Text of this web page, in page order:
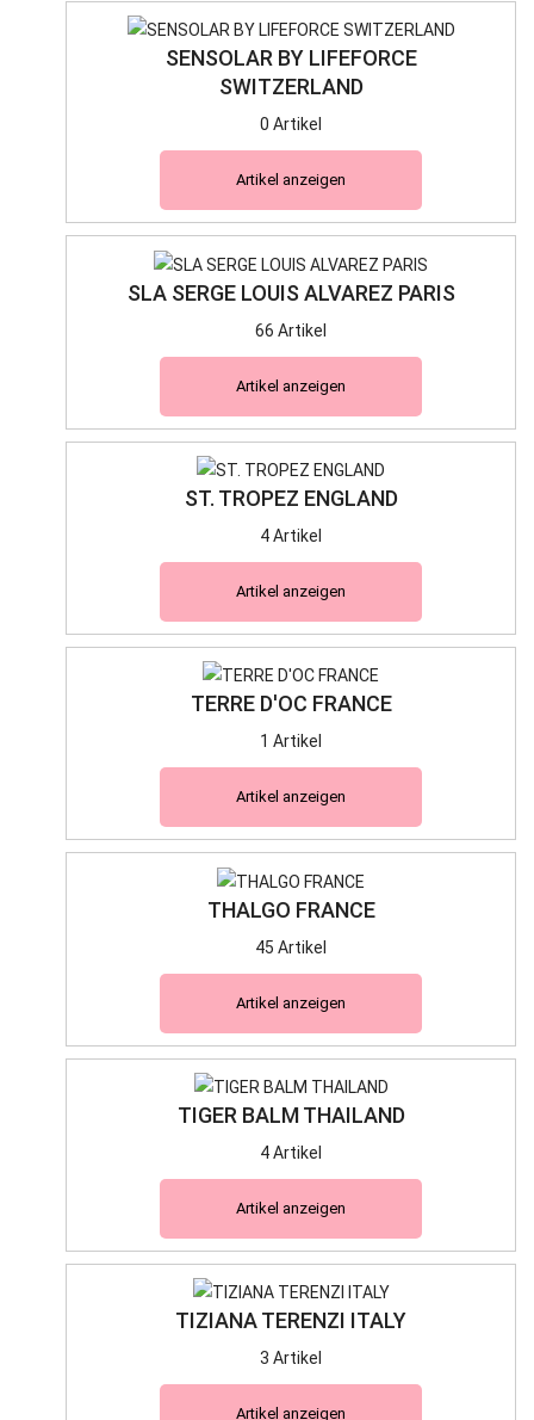
SENSOLAR BY LIFEFORCE
SWITZERLAND
0 Artikel
Artikel anzeigen
SLA SERGE LOUIS ALVAREZ PARIS
66 Artikel
Artikel anzeigen
ST. TROPEZ ENGLAND
4 Artikel
Artikel anzeigen
TERRE D'OC FRANCE
1 Artikel
Artikel anzeigen
THALGO FRANCE
45 Artikel
Artikel anzeigen
TIGER BALM THAILAND
4 Artikel
Artikel anzeigen
TIZIANA TERENZI ITALY
3 Artikel
Artikel anzeigen